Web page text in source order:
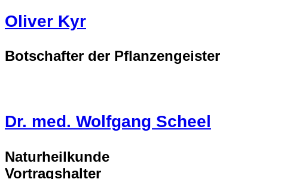
Oliver Kyr
Botschafter der Pflanzengeister
Dr. med. Wolfgang Scheel
Naturheilkunde
Vortragshalter